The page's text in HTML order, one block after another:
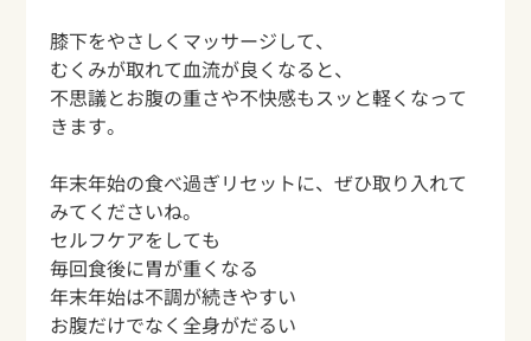
膝下をやさしくマッサージして、
むくみが取れて血流が良くなると、
不思議とお腹の重さや不快感もスッと軽くなって
きます。
年末年始の食べ過ぎリセットに、ぜひ取り入れて
みてくださいね。
セルフケアをしても
毎回食後に胃が重くなる
年末年始は不調が続きやすい
お腹だけでなく全身がだるい